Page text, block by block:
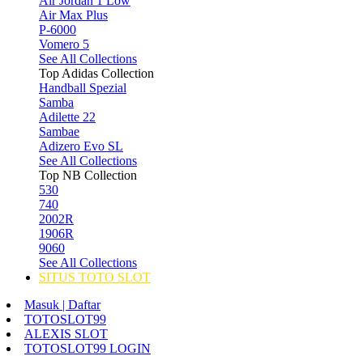
Air Max Plus
P-6000
Vomero 5
See All Collections
Top Adidas Collection
Handball Spezial
Samba
Adilette 22
Sambae
Adizero Evo SL
See All Collections
Top NB Collection
530
740
2002R
1906R
9060
See All Collections
SITUS TOTO SLOT
Masuk | Daftar
TOTOSLOT99
ALEXIS SLOT
TOTOSLOT99 LOGIN